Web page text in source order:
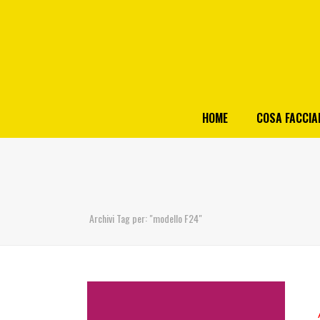
HOME COSA
Archivi Tag per: "modello F24"